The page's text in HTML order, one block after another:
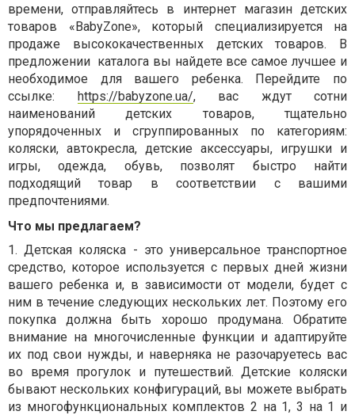
времени, отправляйтесь в интернет магазин детских
товаров «BabyZone», который специализируется на
продаже высококачественных детских товаров. В
предложении каталога вы найдете все самое лучшее и
необходимое для вашего ребенка. Перейдите по
ссылке: https://babyzone.ua/, вас ждут сотни
наименований детских товаров, тщательно
упорядоченных и сгруппированных по категориям:
коляски, автокресла, детские аксессуары, игрушки и
игры, одежда, обувь, позволят быстро найти
подходящий товар в соответствии с вашими
предпочтениями.
Что мы предлагаем?
1.Детская коляска - это универсальное транспортное
средство, которое используется с первых дней жизни
вашего ребенка и, в зависимости от модели, будет с
ним в течение следующих нескольких лет. Поэтому его
покупка должна быть хорошо продумана. Обратите
внимание на многочисленные функции и адаптируйте
их под свои нужды, и наверняка не разочаруетесь вас
во время прогулок и путешествий. Детские коляски
бывают нескольких конфигураций, вы можете выбрать
из многофункциональных комплектов 2 на 1, 3 на 1 и